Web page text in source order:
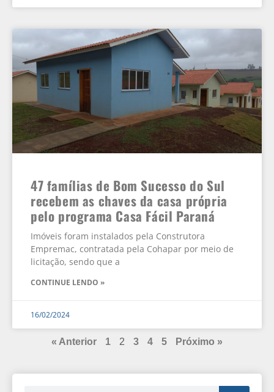
47 famílias de Bom Sucesso do Sul
recebem as chaves da casa própria
pelo programa Casa Fácil Paraná
Imóveis foram instalados pela Construtora
Empremac, contratada pela Cohapar por meio de
licitação, sendo que a
CONTINUE LENDO »
16/02/2024
« Anterior 1 2 3 4 5 Próximo »